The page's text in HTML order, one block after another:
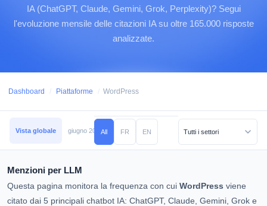
IA (ChatGPT, Claude, Gemini, Grok, Perplexity)? Segui
l'evoluzione mensile delle citazioni IA su oltre 165.000 risposte
analizzate.
Dashboard / Piattaforme / WordPress
Vista globale giugno 2026 maggio 2026 aprile 2026 marzo 2026
All FR EN
Menzioni per LLM
Questa pagina monitora la frequenza con cui WordPress viene
citato dai 5 principali chatbot IA: ChatGPT, Claude, Gemini, Grok e